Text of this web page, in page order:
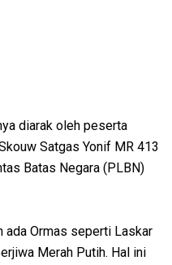
diarak oleh peserta
Satgas Yonif MR 413
Batas Negara (PLBN)
ada Ormas seperti Laskar
Merah Putih. Hal ini